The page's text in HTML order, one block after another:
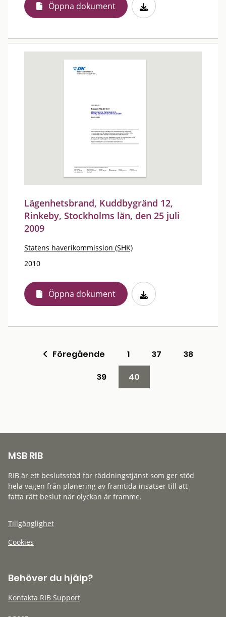
Öppna dokument
Lägenhetsbrand, Kuddbygränd 12,
Rinkeby, Stockholms län, den 25 juli
2009
Statens haverikommission (SHK)
2010
Öppna dokument
Föregående 1 37
38
39
40
MSB RIB
RIB är ett beslutsstöd för räddningstjänst som ger stöd
hela vägen från planering av framtida insatser till att
fatta rätt beslut när olyckan är framme.
Tillgänglighet
Cookies
Behöver du hjälp?
Kontakta RIB Support